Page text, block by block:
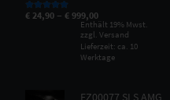
Bewertet mit
von 5
€ 24,90 –€ 999,00
Enthält 19% Mwst.
zzgl.Versand
Lieferzeit: ca. 10
Werktage
EZ00077 SLS AMG